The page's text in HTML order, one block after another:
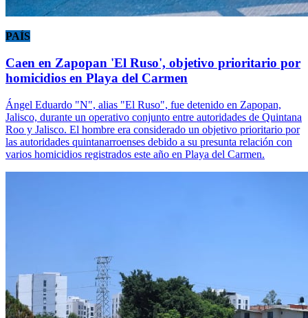
PAÍS
Caen en Zapopan 'El Ruso', objetivo prioritario por
homicidios en Playa del Carmen
Ángel Eduardo "N", alias "El Ruso", fue detenido en Zapopan,
Jalisco, durante un operativo conjunto entre autoridades de Quintana
Roo y Jalisco. El hombre era considerado un objetivo prioritario por
las autoridades quintanarroenses debido a su presunta relación con
varios homicidios registrados este año en Playa del Carmen.